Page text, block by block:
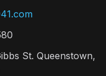
St. Queenstown,